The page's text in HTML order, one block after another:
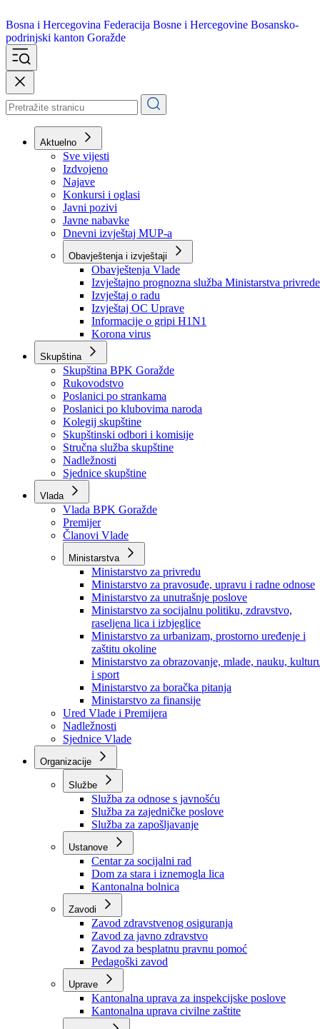
Bosna i Hercegovina
podrinjski kanton Goražde
Aktuelno
Sve vijesti
Izdvojeno
Najave
Konkursi i oglasi
Javni pozivi
Javne nabavke
Dnevni izvještaj MUP-a
Obavještenja i izvještaji
Obavještenja Vlade
Izvještajno prognozna služba Ministarstva privrede
Izvještaj o radu
Izvještaj OC Uprave
Informacije o gripi H1N1
Korona virus
Skupština
Skupština BPK Goražde
Rukovodstvo
Poslanici po strankama
Poslanici po klubovima naroda
Kolegij skupštine
Skupštinski odbori i komisije
Stručna služba skupštine
Nadležnosti
Sjednice skupštine
Vlada
Vlada BPK Goražde
Premijer
Članovi Vlade
Ministarstva
Ministarstvo za privredu
Ministarstvo za pravosuđe, upravu i radne odnose
Ministarstvo za unutrašnje poslove
Ministarstvo za socijalnu politiku, zdravstvo,
raseljena lica i izbjeglice
Ministarstvo za urbanizam, prostorno uređenje i
zaštitu okoline
Ministarstvo za obrazovanje, mlade, nauku,
i sport
Ministarstvo za boračka pitanja
Ministarstvo za finansije
Ured Vlade i Premijera
Nadležnosti
Sjednice Vlade
Organizacije
Službe
Služba za odnose s javnošću
Služba za zajedničke poslove
Služba za zapošljavanje
Ustanove
Centar za socijalni rad
Dom za stara i iznemogla lica
Kantonalna bolnica
Zavodi
Zavod zdravstvenog osiguranja
Zavod za javno zdravstvo
Zavod za besplatnu pravnu pomoć
Pedagoški zavod